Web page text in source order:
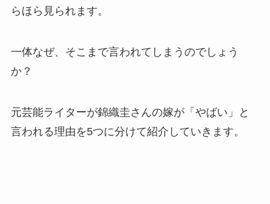
らほら見られます。
一体なぜ、そこまで言われてしまうのでしょう
か？
元芸能ライターが錦織圭さんの嫁が「やばい」と
言われる理由を5つに分けて紹介していきます。